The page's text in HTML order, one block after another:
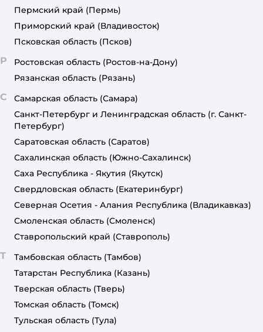
Пермский край (Пермь)
Приморский край (Владивосток)
Псковская область (Псков)
Р Ростовская область (Ростов-на-Дону)
Рязанская область (Рязань)
С Самарская область (Самара)
Санкт-Петербург и Ленинградская область (г. Санкт-
Петербург)
Саратовская область (Саратов)
Сахалинская область (Южно-Сахалинск)
Саха Республика - Якутия (Якутск)
Свердловская область (Екатеринбург)
Северная Осетия - Алания Республика (Владикавказ)
Смоленская область (Смоленск)
Ставропольский край (Ставрополь)
Т Тамбовская область (Тамбов)
Татарстан Республика (Казань)
Тверская область (Тверь)
Томская область (Томск)
Тульская область (Тула)